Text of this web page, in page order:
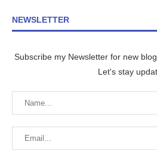
NEWSLETTER
Subscribe my Newsletter for new
Let's stay